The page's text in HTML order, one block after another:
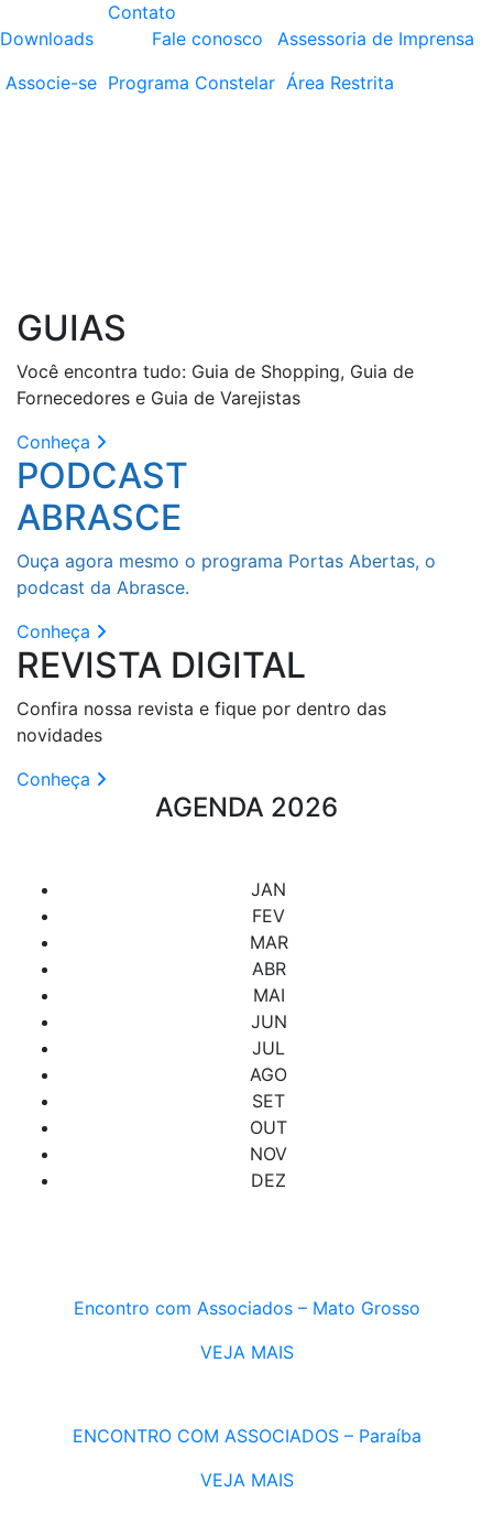
Downloads
Contato
Fale conosco
Assessoria de Imprensa
Associe-se Programa Constelar Área Restrita
GUIAS
Você encontra tudo: Guia de Shopping, Guia de
Fornecedores e Guia de Varejistas
Conheça
PODCAST
ABRASCE
Ouça agora mesmo o programa Portas Abertas, o
podcast da Abrasce.
Conheça
REVISTA DIGITAL
Confira nossa revista e fique por dentro das
novidades
Conheça
AGENDA 2026
JAN
FEV
MAR
ABR
MAI
JUN
JUL
AGO
SET
OUT
NOV
DEZ
Encontro com Associados – Mato Grosso
VEJA MAIS
ENCONTRO COM ASSOCIADOS – Paraíba
VEJA MAIS